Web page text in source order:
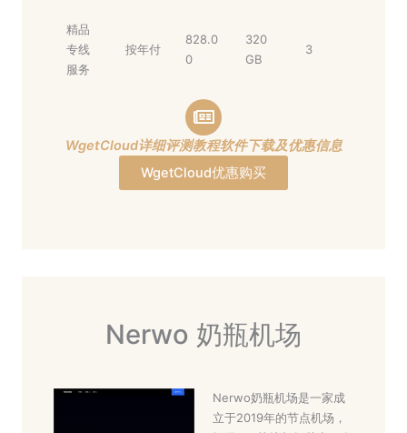
精品
专线
服务
按年付
828.0
0
320
GB
3
WgetCloud详细评测教程软件下载及优惠信息
WgetCloud优惠购买
Nerwo 奶瓶机场
Nerwo奶瓶机场是一家成
立于2019年的节点机场，